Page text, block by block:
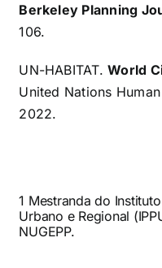
Berkeley Planning
106.
UN-HABITAT.World
United Nations
2022.
1 Mestranda do
Urbano e Regional
NUGEPP.